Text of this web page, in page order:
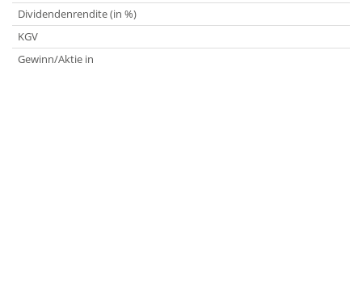
Dividendenrendite (in %)
KGV
Gewinn/Aktie in